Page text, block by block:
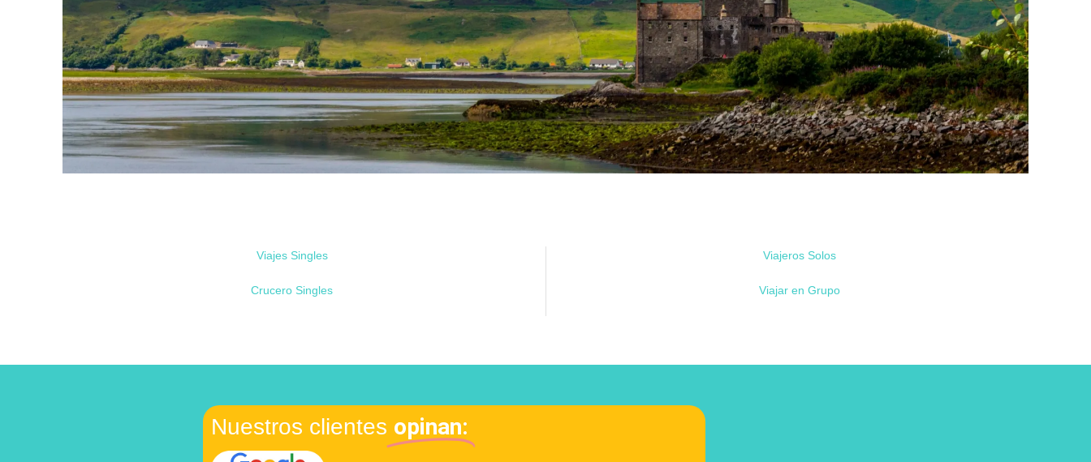
Viajes Singles
Crucero Singles
Viajeros Solos
Viajar en Grupo
Nuestros clientes opinan: